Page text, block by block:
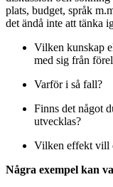
plats, budget, språk
det ändå inte att tänka
Vilken kunskap
med sig från
Varför i så fall?
Finns det något
utvecklas?
Vilken effekt vill
Några exempel kan